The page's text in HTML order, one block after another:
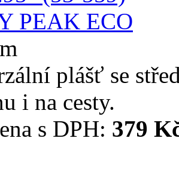
plášť se
i na cesty.
s DPH: 379